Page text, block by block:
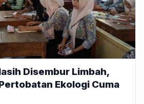
Disembur Limbah,
Ekologi Cuma